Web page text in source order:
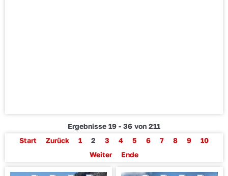
Ergebnisse 19 - 36 von 211
Start
Zurück 1 2 3 4 5 6 7 8 9
10
Weiter
Ende